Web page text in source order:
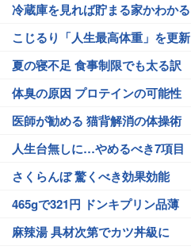
冷蔵庫を見れば貯まる家かわかる
こじるり「人生最高体重」を更新
夏の寝不足 食事制限でも太る訳
体臭の原因 プロテインの可能性
医師が勧める 猫背解消の体操術
人生台無しに…やめるべき7項目
さくらんぼ 驚くべき効果効能
465gで321円 ドンキプリン品薄
麻辣湯 具材次第でカツ丼級に